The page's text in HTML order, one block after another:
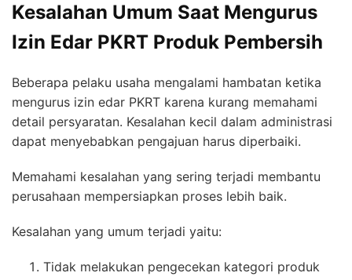
Kesalahan Umum Saat Mengurus
Izin Edar PKRT Produk Pembersih
Beberapa pelaku usaha mengalami hambatan ketika
mengurus izin edar PKRT karena kurang memahami
detail persyaratan. Kesalahan kecil dalam administrasi
dapat menyebabkan pengajuan harus diperbaiki.
Memahami kesalahan yang sering terjadi membantu
perusahaan mempersiapkan proses lebih baik.
Kesalahan yang umum terjadi yaitu:
Tidak melakukan pengecekan kategori produk